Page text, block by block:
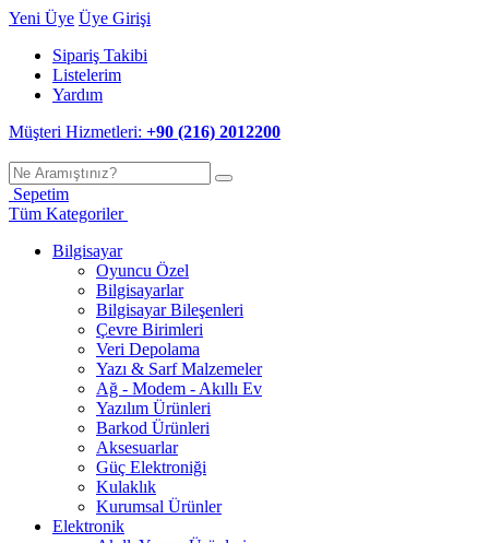
Yeni Üye Üye Girişi
Sipariş Takibi
Listelerim
Yardım
Müşteri Hizmetleri: +90 (216) 2012200
Sepetim
Tüm Kategoriler
Bilgisayar
Oyuncu Özel
Bilgisayarlar
Bilgisayar Bileşenleri
Çevre Birimleri
Veri Depolama
Yazı & Sarf Malzemeler
Ağ - Modem - Akıllı Ev
Yazılım Ürünleri
Barkod Ürünleri
Aksesuarlar
Güç Elektroniği
Kulaklık
Kurumsal Ürünler
Elektronik